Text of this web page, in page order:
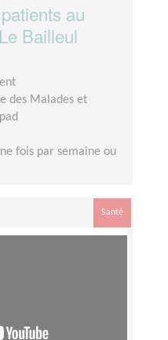
au
Bailleul
des Malades et
fois par semaine ou
Santé